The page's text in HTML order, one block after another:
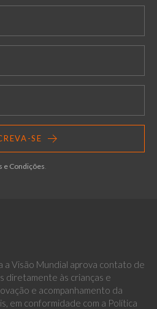
SE
e Condições
a Visão Mundial aprova contato de
diretamente às crianças e
e acompanhamento da
em conformidade com a Política